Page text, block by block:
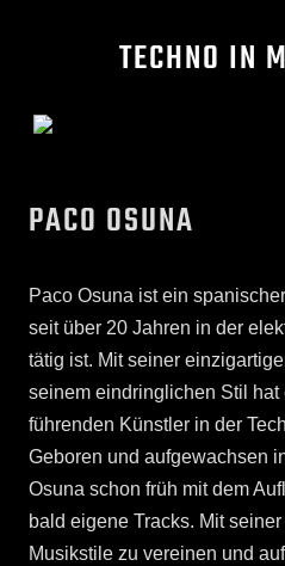
TECHNO IN
PACO OSUNA
Paco Osuna ist ein
seit über 20 Jahren in der
tätig ist. Mit seiner
seinem eindringlichen Stil hat
führenden Künstler in der
Geboren und aufgewachsen
Osuna schon früh mit dem
bald eigene Tracks. Mit
Musikstile zu vereinen und